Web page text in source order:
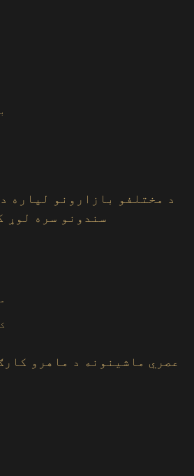
د مختلفو بازارونو لپاره د
سندونو سره لوړ
عصري ماشینونه د ماهرو